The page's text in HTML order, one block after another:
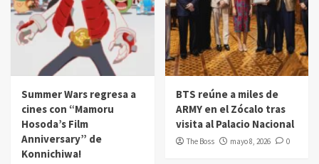
Summer Wars regresa a
cines con “Mamoru
Hosoda’s Film
Anniversary” de
Konnichiwa!
BTS reúne a miles de
ARMY en el Zócalo tras
visita al Palacio Nacional
The Boss mayo 8, 2026 0